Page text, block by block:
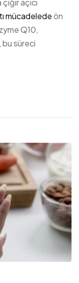
açıcı
mücadeledeön
Q10,
süreci